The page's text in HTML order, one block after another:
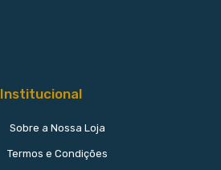
Institucional
Sobre a Nossa Loja
Termos e Condições